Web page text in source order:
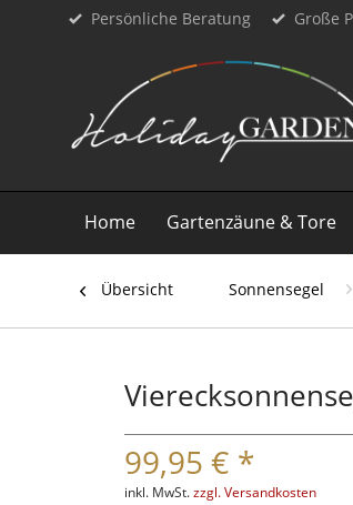
Persönliche Beratung Große
Home Gartenzäune & Tore
Übersicht Sonnensegel
99,95 € *
inkl. MwSt.zzgl. Versandkosten